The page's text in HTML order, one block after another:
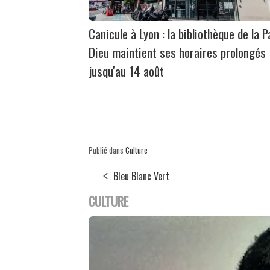
Canicule à Lyon : la bibliothèque de la
Dieu maintient ses horaires prolongés
jusqu'au 14 août
Publié dans Culture
Bleu Blanc Vert
CULTURE